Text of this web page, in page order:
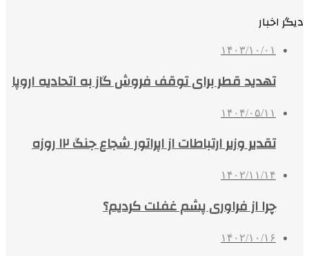
دیگر اخبار
۱۴۰۳/۱۰/۰۱
تهدید قطر برای توقف فروش گاز به اتحادیه اروپا
۱۴۰۴/۰۵/۱۱
تقدیر وزیر ارتباطات از اپراتور شجاع جنگ ۱۲ روزه
۱۴۰۲/۱۱/۱۴
چرا از فراوری پشم غفلت کردیم؟
۱۴۰۲/۱۰/۱۶